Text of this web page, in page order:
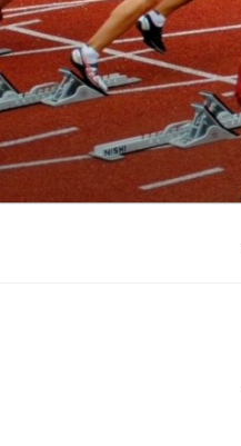
コ
ン
テ
ン
ツ
へ
ス
キ